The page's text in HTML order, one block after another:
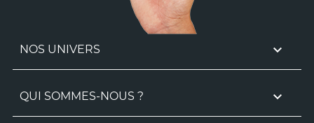
NOS UNIVERS 
QUI SOMMES-NOUS ? 